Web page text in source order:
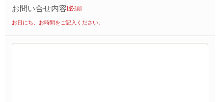
お問い合せ内容 [必須]
お日にち、お時間をご記入ください。